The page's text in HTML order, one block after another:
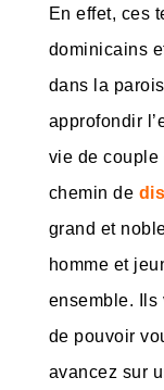
En effet, ces
dominicains
dans la
approfondir
vie de couple
chemin de
grand et
homme et
ensemble. Ils
de pouvoir
avancez sur